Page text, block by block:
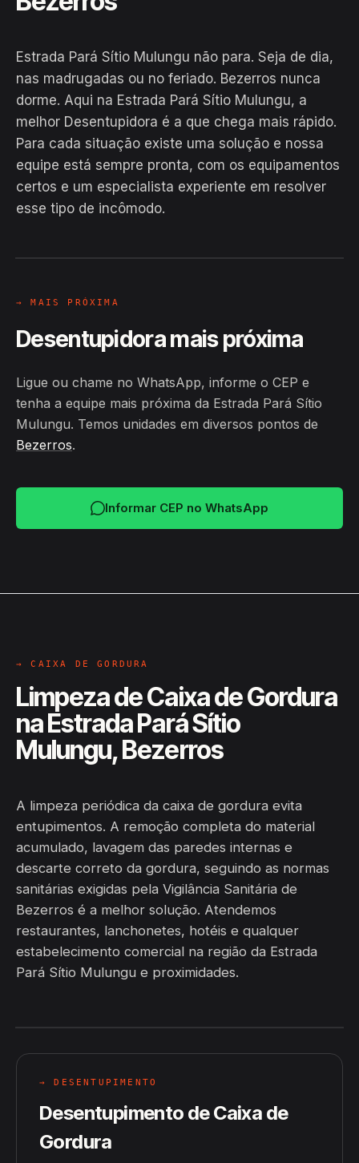
Estrada Pará Sítio Mulungu não para. Seja de dia,
nas madrugadas ou no feriado. Bezerros nunca
dorme. Aqui na Estrada Pará Sítio Mulungu, a
melhor Desentupidora é a que chega mais rápido.
Para cada situação existe uma solução e nossa
equipe está sempre pronta, com os equipamentos
certos e um especialista experiente em resolver
esse tipo de incômodo.
EM CAMPO
Hiroshiro · Estrada Pará Sítio
→ MAIS PRÓXIMA
Desentupidora mais próxima
Ligue ou chame no WhatsApp, informe o CEP e
tenha a equipe mais próxima da Estrada Pará Sítio
Mulungu. Temos unidades em diversos pontos de
Bezerros.
Informar CEP no WhatsApp
→ CAIXA DE GORDURA
Limpeza de Caixa de Gordura
na Estrada Pará Sítio
Mulungu, Bezerros
A limpeza periódica da caixa de gordura evita
entupimentos. A remoção completa do material
acumulado, lavagem das paredes internas e
descarte correto da gordura, seguindo as normas
sanitárias exigidas pela Vigilância Sanitária de
Bezerros é a melhor solução. Atendemos
restaurantes, lanchonetes, hotéis e qualquer
estabelecimento comercial na região da Estrada
Pará Sítio Mulungu e proximidades.
→ DESENTUPIMENTO
Desentupimento de Caixa de
Gordura